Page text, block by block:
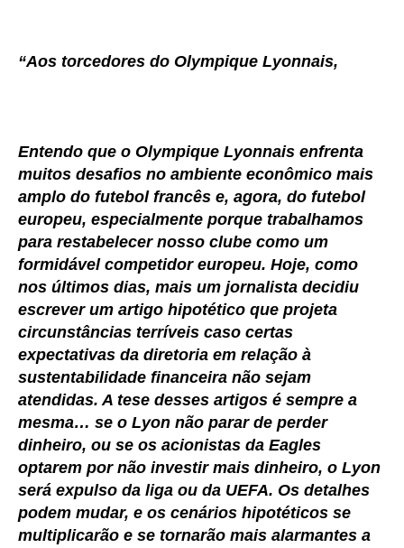
“Aos torcedores do Olympique Lyonnais,
Entendo que o Olympique Lyonnais enfrenta
muitos desafios no ambiente econômico mais
amplo do futebol francês e, agora, do futebol
europeu, especialmente porque trabalhamos
para restabelecer nosso clube como um
formidável competidor europeu. Hoje, como
nos últimos dias, mais um jornalista decidiu
escrever um artigo hipotético que projeta
circunstâncias terríveis caso certas
expectativas da diretoria em relação à
sustentabilidade financeira não sejam
atendidas. A tese desses artigos é sempre a
mesma… se o Lyon não parar de perder
dinheiro, ou se os acionistas da Eagles
optarem por não investir mais dinheiro, o Lyon
será expulso da liga ou da UEFA. Os detalhes
podem mudar, e os cenários hipotéticos se
multiplicarão e se tornarão mais alarmantes a